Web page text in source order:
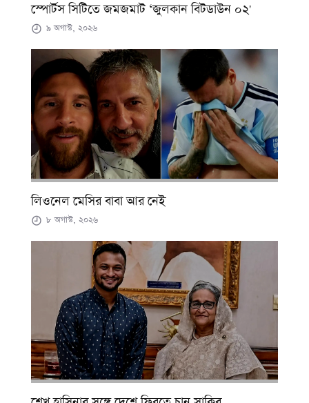
স্পোর্টস সিটিতে জমজমাট ‘জুলকান বিটডাউন ০২'
৯ অগাস্ট, ২০২৬
লিওনেল মেসির বাবা আর নেই
৮ অগাস্ট, ২০২৬